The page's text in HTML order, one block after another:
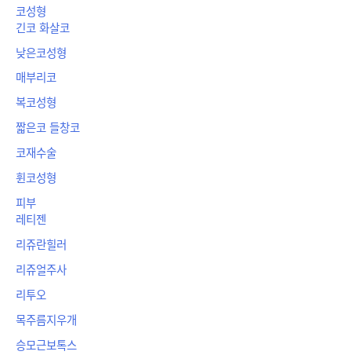
코성형
긴코 화살코
낮은코성형
매부리코
복코성형
짧은코 들창코
코재수술
휜코성형
피부
레티젠
리쥬란힐러
리쥬얼주사
리투오
목주름지우개
승모근보톡스